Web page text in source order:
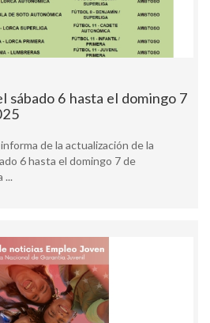
sábado 6 hasta el domingo 7
de la actualización de la
6 hasta el domingo 7 de
...